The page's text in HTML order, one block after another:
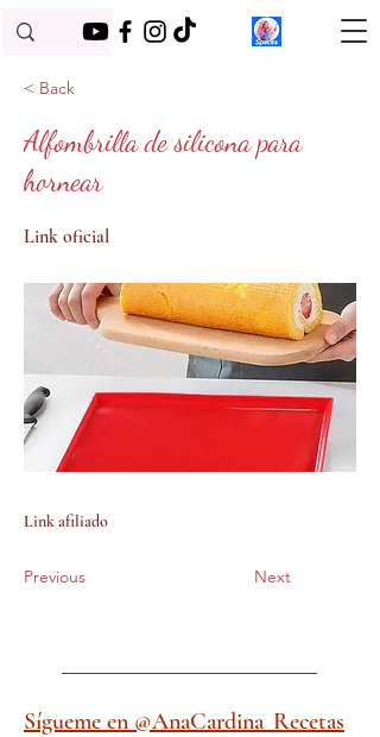
< Back
Alfombrilla de silicona para
hornear
Link oficial
Link afiliado
Previous Next
Sígueme en @AnaCardina_Recetas